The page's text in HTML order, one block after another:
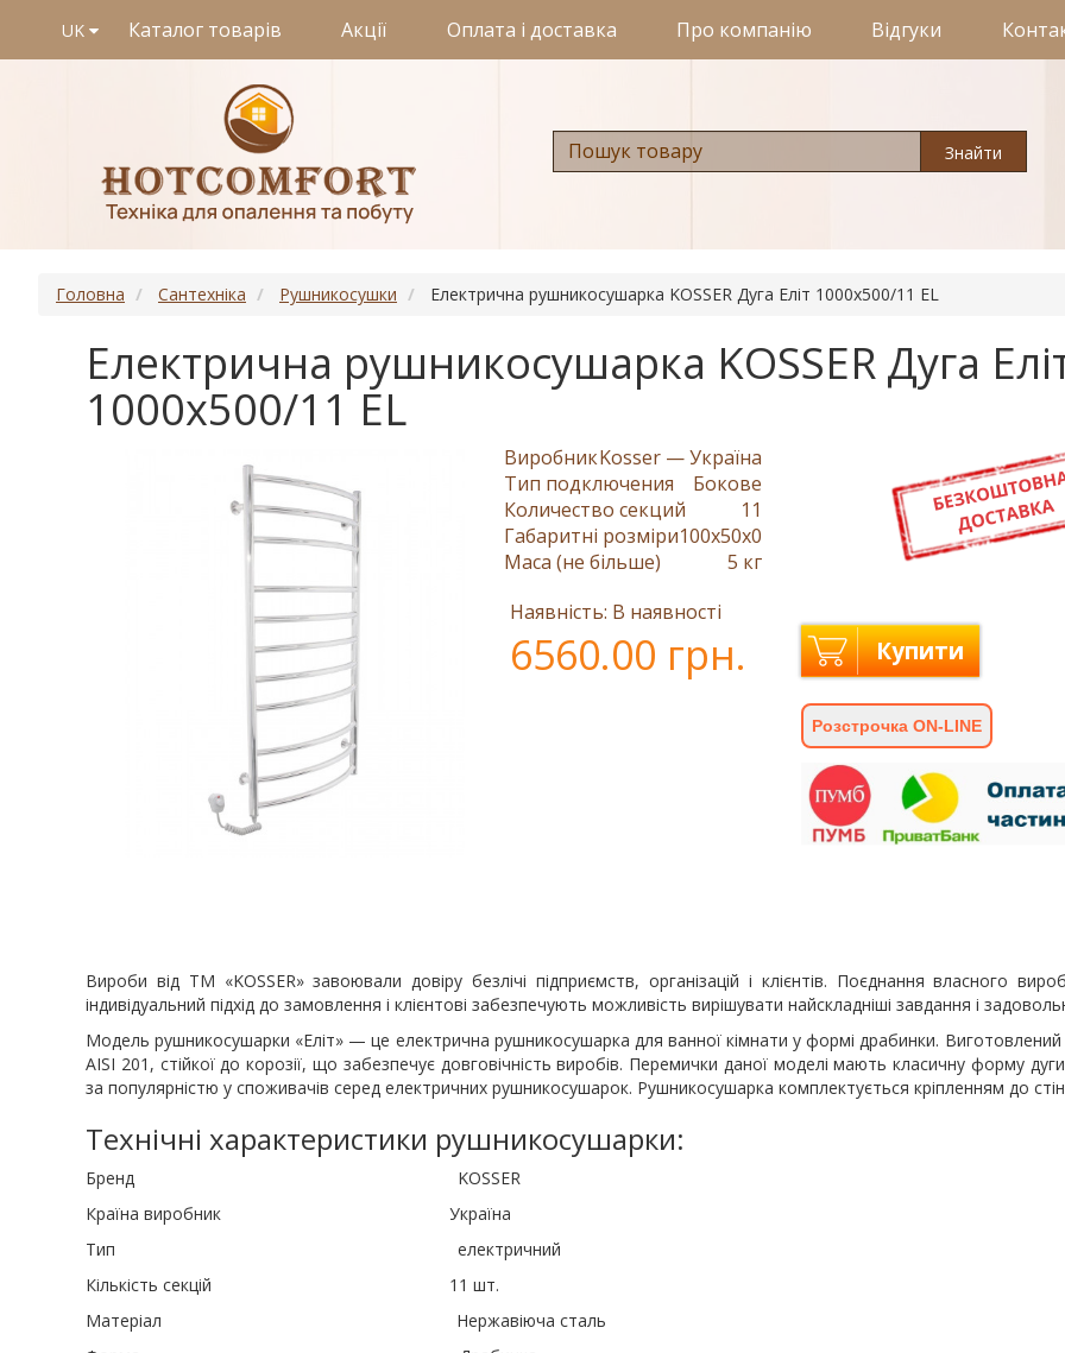
UK Каталог товарів Акції Оплата і доставка Про компанію Відгуки
Знайти
Головна Сантехніка Рушникосушки Електрична рушникосушарка KOSSER Дуга Еліт 1000х500/11 EL
Електрична рушникосушарка KOSSER Дуга
1000х500/11 EL
ВиробникKosser — Україна
Тип подключения
Бокове
Количество секций
11
Габаритні розміри100x50x0
Маса (не більше)
5 кг
Наявність: В наявності
6560.00 грн. Купити
Розстрочка ON-LINE
Вироби від ТМ «KOSSER» завоювали довіру безлічі підприємств, організацій і клієнтів. Поєднання власного
індивідуальний підхід до замовлення і клієнтові забезпечують можливість вирішувати найскладніші завдання і
Модель рушникосушарки «Еліт» — це електрична рушникосушарка для ванної кімнати у формі драбинки. Виготовлений
AISI 201, стійкої до корозії, що забезпечує довговічність виробів. Перемички даної моделі мають класичну форму
за популярністю у споживачів серед електричних рушникосушарок. Рушникосушарка комплектується кріпленням до
Технічні характеристики рушникосушарки:
Бренд KOSSER
Країна виробник Україна
Тип електричний
Кількість секцій 11 шт.
Матеріал Нержавіюча сталь